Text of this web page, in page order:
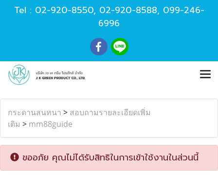
Tel : 02-920-8550, 02-920-8588, 099-246-
6996
กระดานสนทนา > สอบถามรายละเอียดเพิ่ม
เติม > mm88guide
ขออภัย คุณไม่ได้รับสิทธิในการเข้าใช้งานในส่วนนี้